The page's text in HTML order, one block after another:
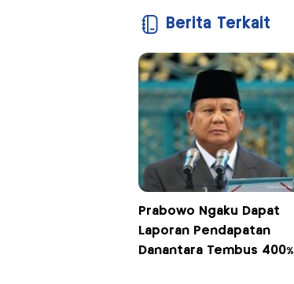
Berita Terkait
Prabowo Ngaku Dapat
Laporan Pendapatan
Danantara Tembus 400%